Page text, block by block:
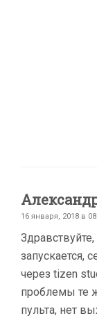
16 января, 2018 в
запускается,
через tizen
проблемы те
пульта, нет